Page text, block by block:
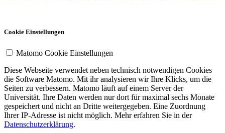
Cookie Einstellungen
Matomo Cookie Einstellungen
Diese Webseite verwendet neben technisch notwendigen Cookies
die Software Matomo. Mit ihr analysieren wir Ihre Klicks, um die
Seiten zu verbessern. Matomo läuft auf einem Server der
Universität. Ihre Daten werden nur dort für maximal sechs Monate
gespeichert und nicht an Dritte weitergegeben. Eine Zuordnung
Ihrer IP-Adresse ist nicht möglich. Mehr erfahren Sie in der
Datenschutzerklärung.